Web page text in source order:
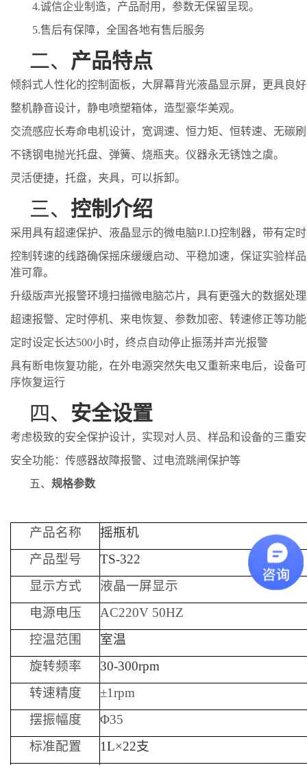
4.诚信企业制造，产品耐用，参数无保留呈现。
5.售后有保障，全国各地有售后服务
二、 产品特点
倾斜式人性化的控制面板，大屏幕背光液晶显示屏，更具良
整机静音设计，静电喷塑箱体，造型豪华美观。
交流感应长寿命电机设计，宽调速、恒力矩、恒转速、无碳
不锈钢电抛光托盘、弹簧、烧瓶夹。仪器永无锈蚀之虞。
灵活便捷， 托盘，夹具，可以拆卸。
三、 控制介绍
采用具有超速保护、液晶显示的微电脑P.I.D控制器，带有定
控制转速的线路确保摇床缓缓启动、平稳加速，保证实验样
准可靠。
升级版声光报警环境扫描微电脑芯片，具有更强大的数据处
超速报警、定时停机、来电恢复、参数加密、转速修正等功
定时设定长达500小时，终点自动停止振荡并声光报警
具有断电恢复功能，在外电源突然失电又重新来电后，设备
序恢复运行
四、 安全设置
考虑极致的安全保护设计，实现对人员、样品和设备的三重
安全功能：传感器故障报警、过电流跳闸保护等
五、 规格参数
产品名称
摇瓶机
产品型号
TS-322
显示方式
液晶一屏显示
电源电压
AC220V 50HZ
控温范围
室温
旋转频率
30-300rpm
转速精度
±1rpm
摆振幅度
Φ35
标准配置
1L×22支